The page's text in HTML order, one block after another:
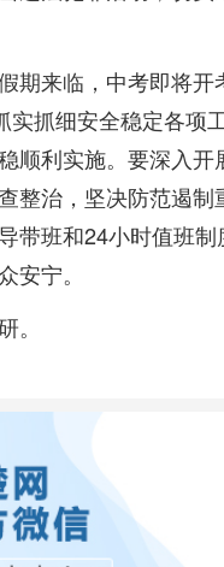
期来临，中考即将开
实抓细安全稳定各项
顺利实施。要深入
整治，坚决防范遏
带班和24小时值班
安宁。
。